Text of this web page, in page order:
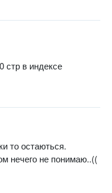
в индексе
то остаються.
нечего не понимаю..((